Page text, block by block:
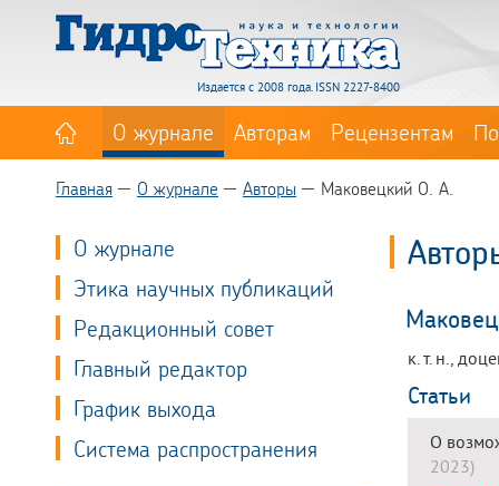
Издается с 2008 года. ISSN 2227-8400
О журнале Авторам Рецензентам
Главная О журнале Авторы Маковецкий О. А.
О журнале
Этика научных публикаций
Редакционный совет
Главный редактор
График выхода
Система распространения
к. т. н.,
Статьи
О
2023)